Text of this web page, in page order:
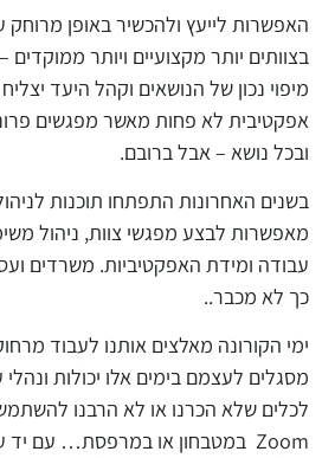
האפשרות לייעץ ולהכשיר באופן
בצוותים יותר מקצועיים ויותר
מיפוי נכון של הנושאים וקהל היעד
אפקטיבית לא פחות מאשר מפגשים
ובכל נושא – אבל ברובם.
בשנים האחרונות התפתחו תוכנות
מאפשרות לבצע מפגשי צוות, ניהול
עבודה ומידת האפקטיביות. משרדים
כך לא מכבר..
ימי הקורונה מאלצים אותנו לעבוד
מסגלים לעצמם בימים אלו יכולות
לכלים שלא הכרנו או לא הרבנו
Zoom במטבחון או במרפסת… עם יד